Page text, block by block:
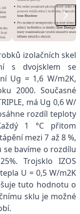
izolačních skel
s dvojsklem se
Ug = 1,6 W/m2K,
2000. Současné
má Ug 0,6 W/
rozdíl teploty
1 °C přitom
mezi 7 až 8 %,
bavíme o rozdílu
Trojsklo IZOS
U = 0,5 W/m2K
tuto hodnotu o
sklu je možné